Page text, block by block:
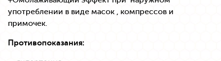
употреблении в виде масок , компрессов и
примочек.
Противопоказания: